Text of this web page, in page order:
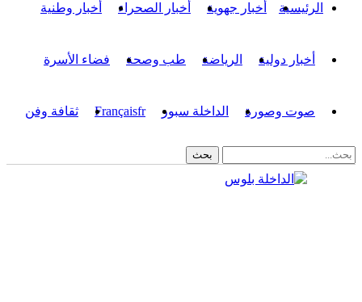
الرئيسية أخبار جهوية أخبار الصحراء أخبار وطنية
أخبار دولية الرياضة طب وصحة فضاء الأسرة
صوت وصورة الداخلة سبور Françaisfr ثقافة وفن